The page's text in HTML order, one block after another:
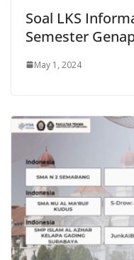
Soal LKS
Semester
May 1, 2024